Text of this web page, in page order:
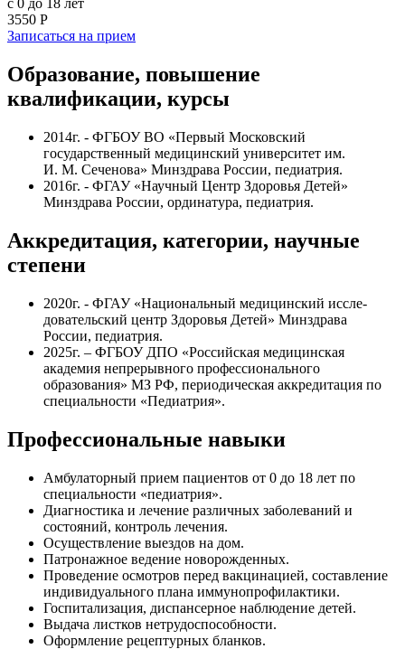
с 0 до 18 лет
3550 Р
Записаться на прием
Образование, повышение
квалификации, курсы
2014г. - ФГБОУ ВО «Первый Московский
государственный медицинский университет им.
И. М. Сеченова» Минздрава России, педиатрия.
2016г. - ФГАУ «Научный Центр Здоровья Детей»
Минздрава России, ординатура, педиатрия.
Аккредитация, категории, научные
степени
2020г. - ФГАУ «Национальный медицинский иссле­
довательский центр Здоровья Детей» Минздрава
России, педиатрия.
2025г. – ФГБОУ ДПО «Российская медицинская
академия непрерывного профессионального
образования» МЗ РФ, периодическая аккредитация по
специальности «Педиатрия».
Профессиональные навыки
Амбулаторный прием пациентов от 0 до 18 лет по
специальности «педиатрия».
Диагностика и лечение различных заболеваний и
состояний, контроль лечения.
Осуществление выездов на дом.
Патронажное ведение новорожденных.
Проведение осмотров перед вакцинацией, составление
индивидуального плана иммунопрофилактики.
Госпитализация, диспансерное наблюдение детей.
Выдача листков нетрудоспособности.
Оформление рецептурных бланков.